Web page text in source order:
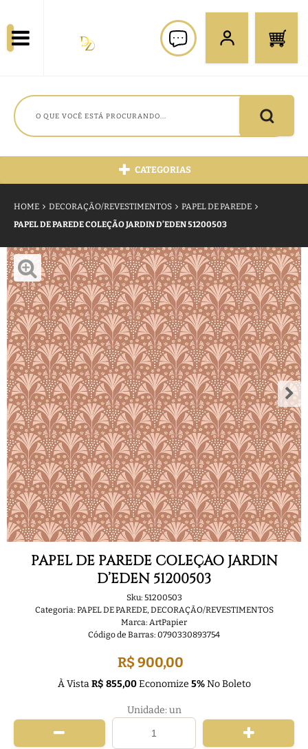
CATEGORIAS
HOME DECORAÇÃO/REVESTIMENTOS
PAPEL DE PAREDE
PAPEL DE PAREDE COLEÇÃO JARDIN D’EDEN 51200503
PAPEL DE PAREDE COLEÇÃO JARDIN
D’EDEN 51200503
Sku: 51200503
Categoria: PAPEL DE PAREDE,DECORAÇÃO/REVESTIMENTOS
Marca: ArtPapier
Código de Barras: 0790330893754
R$ 900,00
À VistaR$ 855,00Economize 5%No Boleto
Unidade: un